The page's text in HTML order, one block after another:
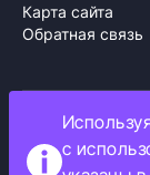
Карта сайта
Обратная связь
Политика
Как мы
с